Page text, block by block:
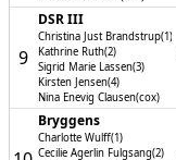
9
DSR III
Christina Just Brandstrup(1)
Kathrine Ruth(2)
Sigrid Marie Lassen(3)
Kirsten Jensen(4)
Nina Enevig Clausen(cox)
Bryggens
Charlotte Wulff(1)
Cecilie Agerlin Fulgsang(2)